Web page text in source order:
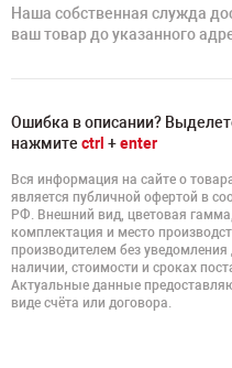
Наша собственная служда
ваш товар до указанного
Ошибка в описании?
нажмите ctrl +enter
Вся информация на сайте о
является публичной офертой в
РФ. Внешний вид, цветовая
комплектация и место
производителем без
наличии, стоимости и сроках
Актуальные данные
виде счёта или договора.